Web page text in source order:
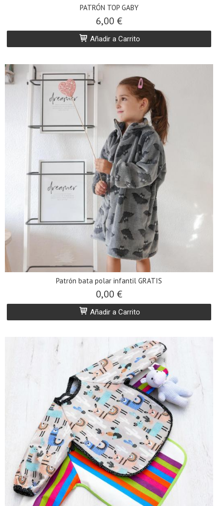
PATRÓN TOP GABY
6,00 €
Añadir a Carrito
Patrón bata polar infantil GRATIS
0,00 €
Añadir a Carrito